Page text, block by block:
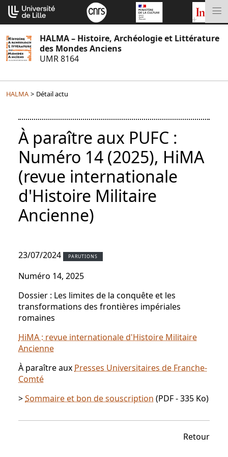
Aller
au
contenu
HALMA – Histoire, Archéologie et Littérature
des Mondes Anciens
UMR 8164
HALMA > Détail actu
À paraître aux PUFC :
Numéro 14 (2025), HiMA
(revue internationale
d'Histoire Militaire
Ancienne)
23/07/2024 PARUTIONS
Numéro 14, 2025
Dossier : Les limites de la conquête et les
transformations des frontières impériales
romaines
HiMA : revue internationale d'Histoire Militaire
Ancienne
À paraître aux Presses Universitaires de Franche-
Comté
>Sommaire et bon de souscription (PDF - 335 Ko)
Retour
Cookies management panel